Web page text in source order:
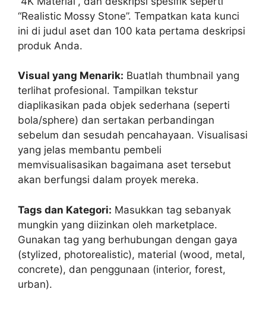
“Realistic Mossy Stone”. Tempatkan kata kunci
ini di judul aset dan 100 kata pertama deskripsi
produk Anda.
Visual yang Menarik: Buatlah thumbnail yang
terlihat profesional. Tampilkan tekstur
diaplikasikan pada objek sederhana (seperti
bola/sphere) dan sertakan perbandingan
sebelum dan sesudah pencahayaan. Visualisasi
yang jelas membantu pembeli
memvisualisasikan bagaimana aset tersebut
akan berfungsi dalam proyek mereka.
Tags dan Kategori: Masukkan tag sebanyak
mungkin yang diizinkan oleh marketplace.
Gunakan tag yang berhubungan dengan gaya
(stylized, photorealistic), material (wood, metal,
concrete), dan penggunaan (interior, forest,
urban).